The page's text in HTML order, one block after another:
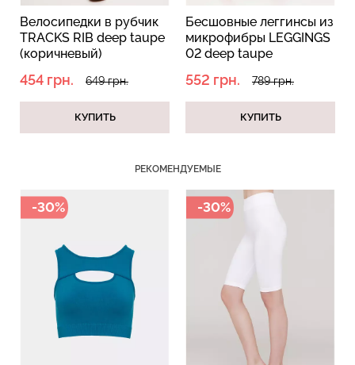
Велосипедки в рубчик
TRACKS RIB deep taupe
(коричневый)
454 грн. 649 грн.
КУПИТЬ
Бесшовные леггинсы из
микрофибры LEGGINGS
02 deep taupe
552 грн. 789 грн.
КУПИТЬ
РЕКОМЕНДУЕМЫЕ
-30% -30%
279 грн.399 грн.
258 грн.369 грн.